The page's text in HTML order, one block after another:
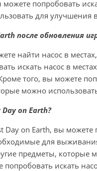
попробовать
для улучшения
после обновления
найти насос в
искать насос в
того, вы можете
можно
on Earth?
on Earth, вы можете
для
предметы,
искать